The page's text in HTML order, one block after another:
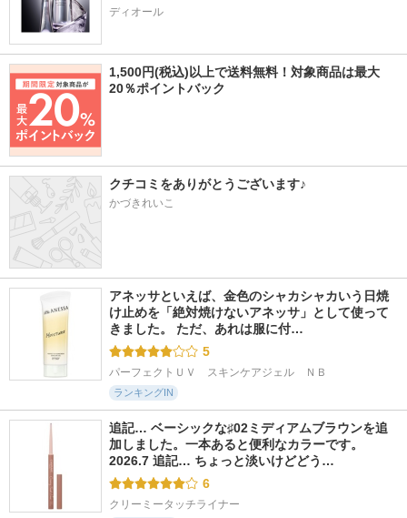
ディオール
1,500円(税込)以上で送料無料！対象商品は最大
20％ポイントバック
クチコミをありがとうございます♪
かづきれいこ
アネッサといえば、金色のシャカシャカいう日焼
け止めを「絶対焼けないアネッサ」として使って
きました。 ただ、あれは服に付…
5
パーフェクトＵＶ　スキンケアジェル　ＮＢ
ランキングIN
追記… ベーシックな♯02ミディアムブラウンを追
加しました。一本あると便利なカラーです。
2026.7 追記… ちょっと淡いけどどう…
6
クリーミータッチライナー